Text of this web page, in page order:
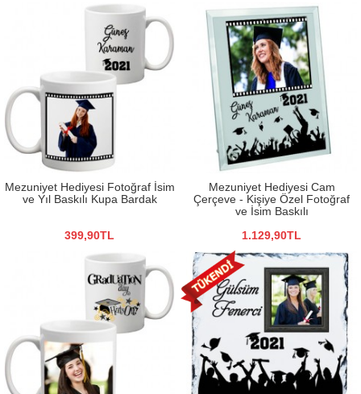
Mezuniyet Hediyesi Fotoğraf İsim
ve Yıl Baskılı Kupa Bardak
399,90TL
Mezuniyet Hediyesi Cam
Çerçeve - Kişiye Özel Fotoğraf
ve İsim Baskılı
1.129,90TL